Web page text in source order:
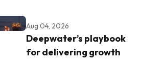
Aug 04, 2026
Deepwater’s playbook
for delivering growth